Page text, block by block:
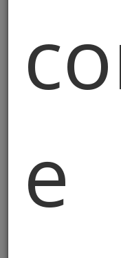
Quando (e
"Quanto vale
e